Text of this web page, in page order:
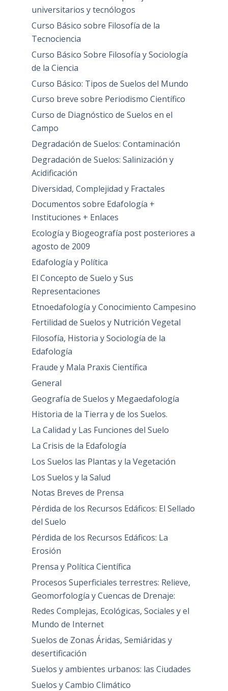
universitarios y tecnólogos
Curso Básico sobre Filosofía de la
Tecnociencia
Curso Básico Sobre Filosofía y Sociología
de la Ciencia
Curso Básico: Tipos de Suelos del Mundo
Curso breve sobre Periodismo Científico
Curso de Diagnóstico de Suelos en el
Campo
Degradación de Suelos: Contaminación
Degradación de Suelos: Salinización y
Acidificación
Diversidad, Complejidad y Fractales
Documentos sobre Edafología +
Instituciones + Enlaces
Ecología y Biogeografía post posteriores a
agosto de 2009
Edafología y Política
El Concepto de Suelo y Sus
Representaciones
Etnoedafología y Conocimiento Campesino
Fertilidad de Suelos y Nutrición Vegetal
Filosofía, Historia y Sociología de la
Edafología
Fraude y Mala Praxis Científica
General
Geografía de Suelos y Megaedafología
Historia de la Tierra y de los Suelos.
La Calidad y Las Funciones del Suelo
La Crisis de la Edafología
Los Suelos las Plantas y la Vegetación
Los Suelos y la Salud
Notas Breves de Prensa
Pérdida de los Recursos Edáficos: El Sellado
del Suelo
Pérdida de los Recursos Edáficos: La
Erosión
Prensa y Política Científica
Procesos Superficiales terrestres: Relieve,
Geomorfología y Cuencas de Drenaje:
Redes Complejas, Ecológicas, Sociales y el
Mundo de Internet
Suelos de Zonas Áridas, Semiáridas y
desertificación
Suelos y ambientes urbanos: las Ciudades
Suelos y Cambio Climático